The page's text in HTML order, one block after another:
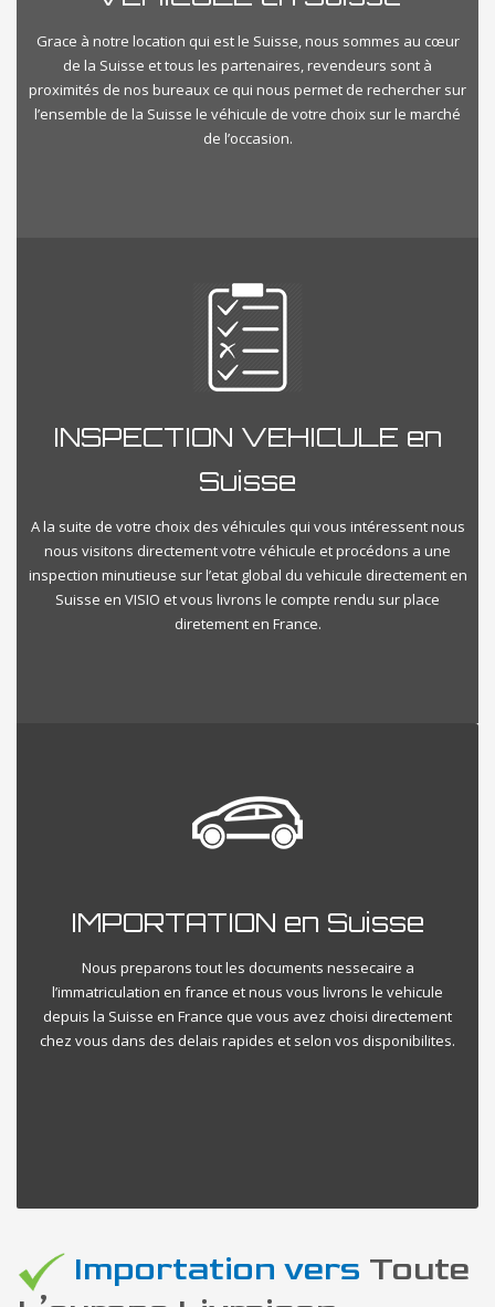
Grace à notre location qui est le Suisse, nous sommes au cœur
de la Suisse et tous les partenaires, revendeurs sont à
proximités de nos bureaux ce qui nous permet de rechercher sur
l’ensemble de la Suisse le véhicule de votre choix sur le marché
de l’occasion.
INSPECTION VEHICULE en
Suisse
A la suite de votre choix des véhicules qui vous intéressent nous
nous visitons directement votre véhicule et procédons a une
inspection minutieuse sur l’etat global du vehicule directement en
Suisse en VISIO et vous livrons le compte rendu sur place
diretement en France.
IMPORTATION en Suisse
Nous preparons tout les documents nessecaire a
l’immatriculation en france et nous vous livrons le vehicule
depuis la Suisse en France que vous avez choisi directement
chez vous dans des delais rapides et selon vos disponibilites.
Importation vers Toute